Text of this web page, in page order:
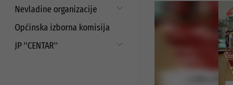
Budžet
Najam i korištenje općinskih
Refundacija troškova certificiranja
Aktuelni projekti
Strateški dokumenti
Strategija prema mladima
Javni poziv za dodjelu sredstava za
aktivizam mladih
Nevladine organizacije
Saradnja sa nevladinim
organizacijama
Javni pozivi i konkursi
Općinska izborna komisija
JP ''CENTAR''